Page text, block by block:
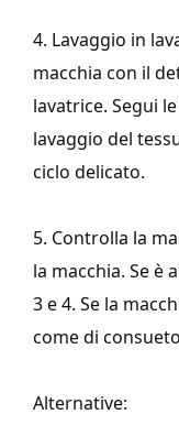
4. Lavaggio in
macchia con il
lavatrice. Segui
lavaggio del
ciclo delicato.
5. Controlla la
la macchia. Se è
3 e 4. Se la
come di
Alternative: